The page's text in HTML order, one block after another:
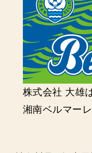
株式会社 大雄
湘南ベルマー